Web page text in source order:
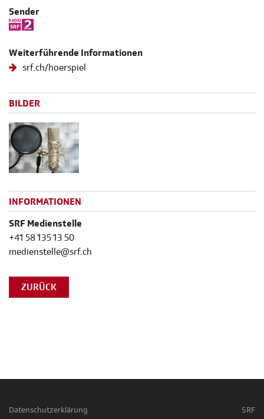
Sender
Weiterführende Informationen
srf.ch/hoerspiel
BILDER
INFORMATIONEN
SRF Medienstelle
+41 58 135 13 50
medienstelle@srf.ch
ZURÜCK
Datenschutzerklärung SRF